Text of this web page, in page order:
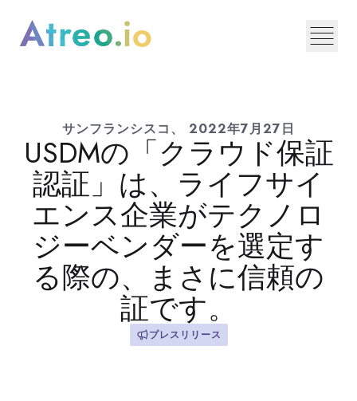
サンフランシスコ、 2022年7月27日
USDMの「クラウド保証
認証」は、ライフサイ
エンス企業がテクノロ
ジーベンダーを選定す
る際の、まさに信頼の
証です。
プレスリリース